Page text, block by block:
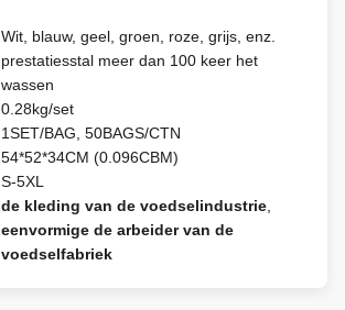
Wit, blauw, geel, groen, roze, grijs, enz.
prestatiesstal meer dan 100 keer het
wassen
0.28kg/set
1SET/BAG, 50BAGS/CTN
54*52*34CM (0.096CBM)
S-5XL
de kleding van de voedselindustrie
eenvormige de arbeider van de
voedselfabriek